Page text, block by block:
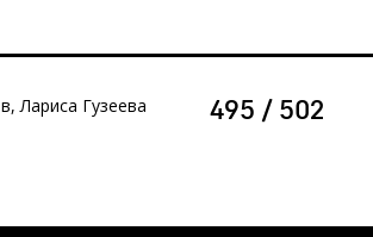
Лариса Гузеева 495 / 502